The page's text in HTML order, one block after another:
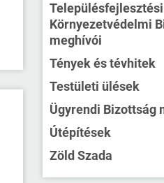
Környezetvédelmi
meghívói
Tények és tévhitek
Testületi ülések
Ügyrendi Bizottság
Útépítések
Zöld Szada